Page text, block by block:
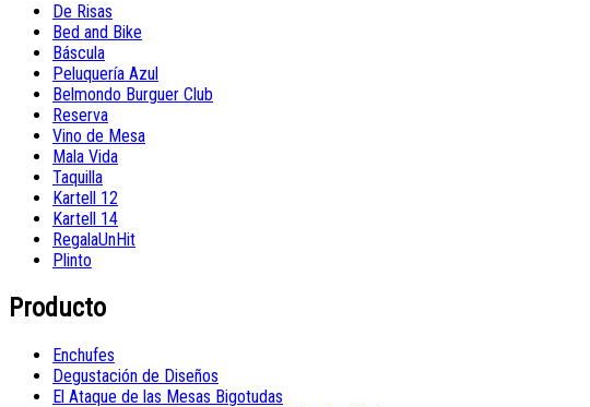
De Risas
Bed and Bike
Báscula
Peluquería Azul
Belmondo Burguer Club
Reserva
Vino de Mesa
Mala Vida
Taquilla
Kartell 12
Kartell 14
RegalaUnHit
Plinto
Producto
Enchufes
Degustación de Diseños
El Ataque de las Mesas Bigotudas